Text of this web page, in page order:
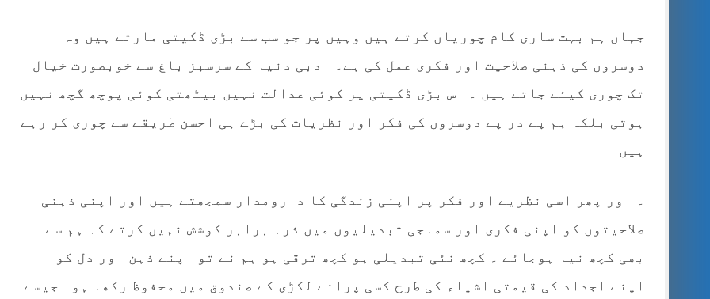
جہاں ہم بہت ساری کام چوریاں کرتے ہیں وہیں پر جو سب سے بڑی ڈکیتی مارتے ہیں وہ
دوسروں کی ذہنی صلاحیت اور فکری عمل کی ہے۔ ادبی دنیا کے سرسبز باغ سے خوبصورت خیال
تک چوری کیئے جاتے ہیں ۔ اس بڑی ڈکیتی پر کوئی عدالت نہیں بیٹھتی کوئی پوچھ گچھ نہیں
ہوتی بلکہ ہم پے در پے دوسروں کی فکر اور نظریات کی بڑے ہی احسن طریقے سے چوری کر رہے
ہیں
۔ اور پھر اسی نظریے اور فکر پر اپنی زندگی کا دارومدار سمجھتے ہیں اور اپنی ذہنی
صلاحیتوں کو اپنی فکری اور سماجی تبدیلیوں میں ذرہ برابر کوشش نہیں کرتے کہ ہم سے
بھی کچھ نیا ہوجائے ۔ کچھ نئی تبدیلی ہو کچھ ترقی ہو ہم نے تو اپنے ذہن اور دل کو
اپنے اجداد کی قیمتی اشیاء کی طرح کسی پرانے لکڑی کے صندوق میں محفوظ رکھا ہوا جیسے